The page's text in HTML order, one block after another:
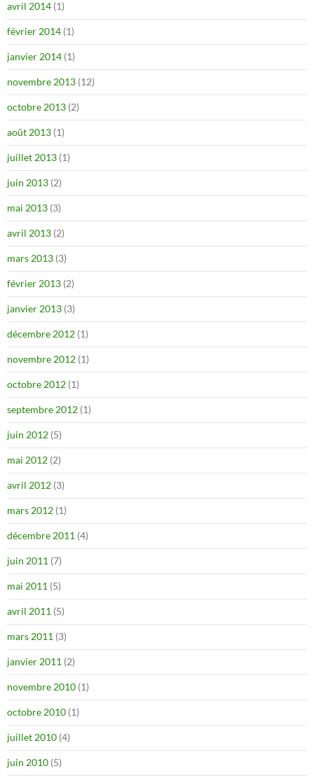
avril 2014 (1)
février 2014 (1)
janvier 2014 (1)
novembre 2013 (12)
octobre 2013 (2)
août 2013 (1)
juillet 2013 (1)
juin 2013 (2)
mai 2013 (3)
avril 2013 (2)
mars 2013 (3)
février 2013 (2)
janvier 2013 (3)
décembre 2012 (1)
novembre 2012 (1)
octobre 2012 (1)
septembre 2012 (1)
juin 2012 (5)
mai 2012 (2)
avril 2012 (3)
mars 2012 (1)
décembre 2011 (4)
juin 2011 (7)
mai 2011 (5)
avril 2011 (5)
mars 2011 (3)
janvier 2011 (2)
novembre 2010 (1)
octobre 2010 (1)
juillet 2010 (4)
juin 2010 (5)